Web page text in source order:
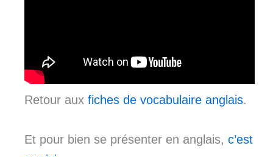
Retour aux fiches de vocabulaire anglais.
Et pour bien se présenter en anglais, c’est